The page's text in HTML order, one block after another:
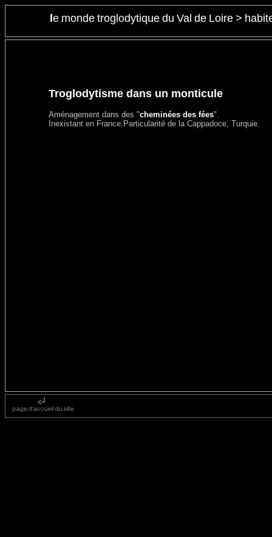
e monde troglodytique du Val de Loire >
Troglodytisme dans un monticule
Aménagement dans des "cheminées des fées".
Inexistant en France.Particularité de la Cappadoce, Turquie.